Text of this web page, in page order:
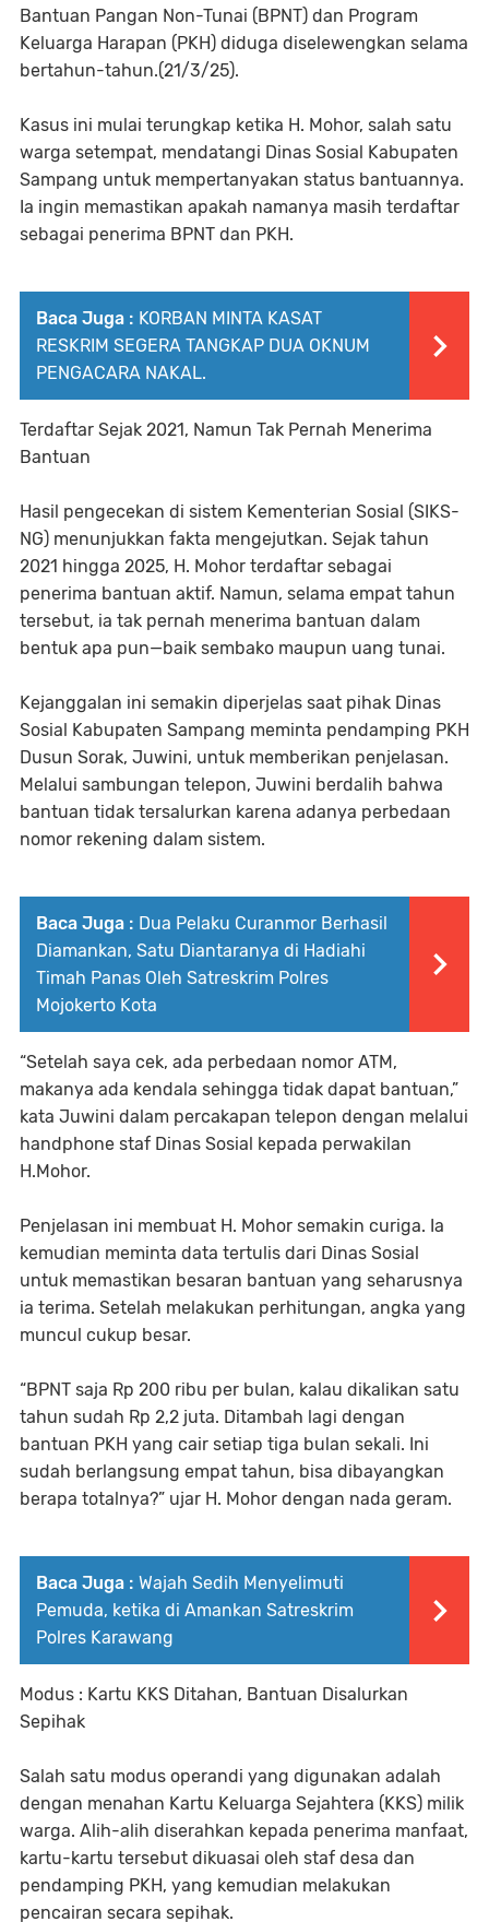
Bantuan Pangan Non-Tunai (BPNT) dan Program
Keluarga Harapan (PKH) diduga diselewengkan selama
bertahun-tahun.(21/3/25).
Kasus ini mulai terungkap ketika H. Mohor, salah satu
warga setempat, mendatangi Dinas Sosial Kabupaten
Sampang untuk mempertanyakan status bantuannya.
Ia ingin memastikan apakah namanya masih terdaftar
sebagai penerima BPNT dan PKH.
Baca Juga : KORBAN MINTA KASAT
RESKRIM SEGERA TANGKAP DUA OKNUM
PENGACARA NAKAL.
Terdaftar Sejak 2021, Namun Tak Pernah Menerima
Bantuan
Hasil pengecekan di sistem Kementerian Sosial (SIKS-
NG) menunjukkan fakta mengejutkan. Sejak tahun
2021 hingga 2025, H. Mohor terdaftar sebagai
penerima bantuan aktif. Namun, selama empat tahun
tersebut, ia tak pernah menerima bantuan dalam
bentuk apa pun—baik sembako maupun uang tunai.
Kejanggalan ini semakin diperjelas saat pihak Dinas
Sosial Kabupaten Sampang meminta pendamping PKH
Dusun Sorak, Juwini, untuk memberikan penjelasan.
Melalui sambungan telepon, Juwini berdalih bahwa
bantuan tidak tersalurkan karena adanya perbedaan
nomor rekening dalam sistem.
Baca Juga : Dua Pelaku Curanmor Berhasil
Diamankan, Satu Diantaranya di Hadiahi
Timah Panas Oleh Satreskrim Polres
Mojokerto Kota
“Setelah saya cek, ada perbedaan nomor ATM,
makanya ada kendala sehingga tidak dapat bantuan,”
kata Juwini dalam percakapan telepon dengan melalui
handphone staf Dinas Sosial kepada perwakilan
H.Mohor.
Penjelasan ini membuat H. Mohor semakin curiga. Ia
kemudian meminta data tertulis dari Dinas Sosial
untuk memastikan besaran bantuan yang seharusnya
ia terima. Setelah melakukan perhitungan, angka yang
muncul cukup besar.
“BPNT saja Rp 200 ribu per bulan, kalau dikalikan satu
tahun sudah Rp 2,2 juta. Ditambah lagi dengan
bantuan PKH yang cair setiap tiga bulan sekali. Ini
sudah berlangsung empat tahun, bisa dibayangkan
berapa totalnya?” ujar H. Mohor dengan nada geram.
Baca Juga : Wajah Sedih Menyelimuti
Pemuda, ketika di Amankan Satreskrim
Polres Karawang
Modus : Kartu KKS Ditahan, Bantuan Disalurkan
Sepihak
Salah satu modus operandi yang digunakan adalah
dengan menahan Kartu Keluarga Sejahtera (KKS) milik
warga. Alih-alih diserahkan kepada penerima manfaat,
kartu-kartu tersebut dikuasai oleh staf desa dan
pendamping PKH, yang kemudian melakukan
pencairan secara sepihak.